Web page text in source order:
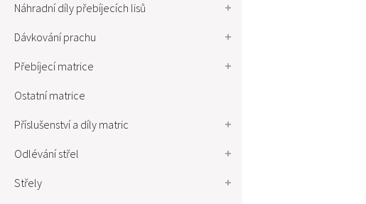
Náhradní díly přebíjecích lisů
Dávkování prachu
Přebíjecí matrice
Ostatní matrice
Příslušenství a díly matric
Odlévání střel
Střely